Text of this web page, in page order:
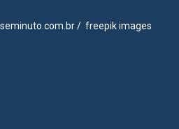
/ freepik images